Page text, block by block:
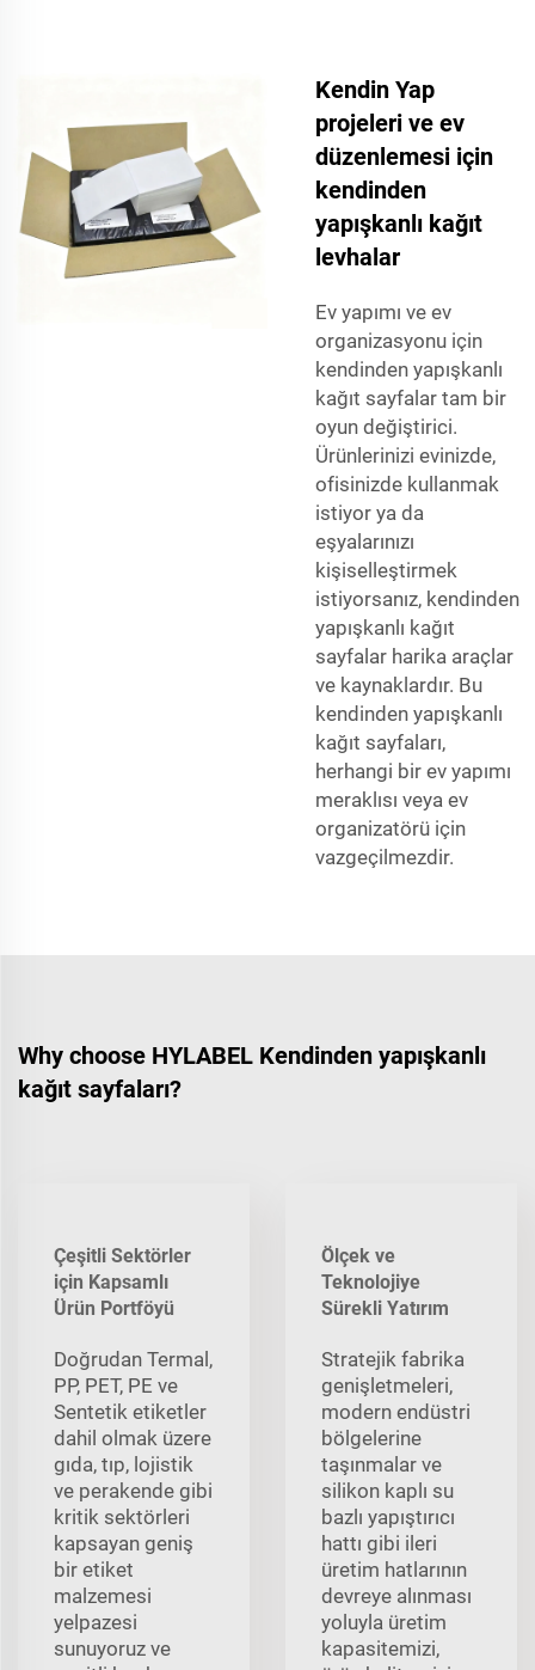
Kendin Yap
projeleri ve ev
düzenlemesi için
kendinden
yapışkanlı kağıt
levhalar
Ev yapımı ve ev
organizasyonu için
kendinden yapışkanlı
kağıt sayfalar tam bir
oyun değiştirici.
Ürünlerinizi evinizde,
ofisinizde kullanmak
istiyor ya da
eşyalarınızı
kişiselleştirmek
istiyorsanız, kendinden
yapışkanlı kağıt
sayfalar harika araçlar
ve kaynaklardır. Bu
kendinden yapışkanlı
kağıt sayfaları,
herhangi bir ev yapımı
meraklısı veya ev
organizatörü için
vazgeçilmezdir.
Why choose HYLABEL Kendinden yapışkanlı
kağıt sayfaları?
Çeşitli Sektörler
için Kapsamlı
Ürün Portföyü
Doğrudan Termal,
PP, PET, PE ve
Sentetik etiketler
dahil olmak üzere
gıda, tıp, lojistik
ve perakende gibi
kritik sektörleri
kapsayan geniş
bir etiket
malzemesi
yelpazesi
sunuyoruz ve
Ölçek ve
Teknolojiye
Sürekli Yatırım
Stratejik fabrika
genişletmeleri,
modern endüstri
bölgelerine
taşınmalar ve
silikon kaplı su
bazlı yapıştırıcı
hattı gibi ileri
üretim hatlarının
devreye alınması
yoluyla üretim
kapasitemizi,